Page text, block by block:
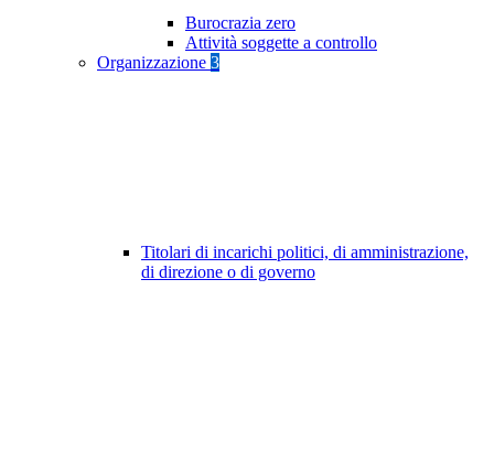
Burocrazia zero
Attività soggette a controllo
Organizzazione 3
Titolari di incarichi politici, di amministrazione,
di direzione o di governo